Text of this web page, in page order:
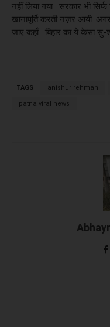
नहीं लिया गया . सरकार भी
खानापूर्ति करती नज़र आयी
जाए कहाँ . बिहार का ये केसा सु-
TAGS anishur rehman
patna viral news